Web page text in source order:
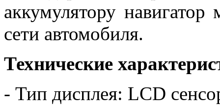
аккумулятору
сети автомобиля.
Технические
- Тип дисплея: LCD